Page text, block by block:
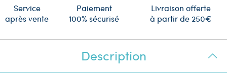
Service
après vente
Paiement
100% sécurisé
Livraison offerte
à partir de 250€
Description